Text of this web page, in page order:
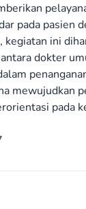
pada pasien
kegiatan ini
dokter
mewujudkan
pada